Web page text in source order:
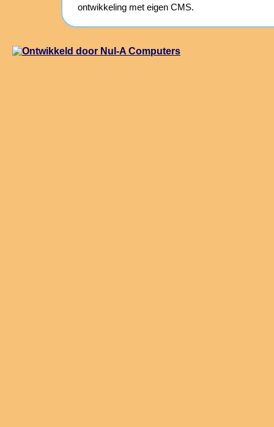
ontwikkeling met eigen CMS.